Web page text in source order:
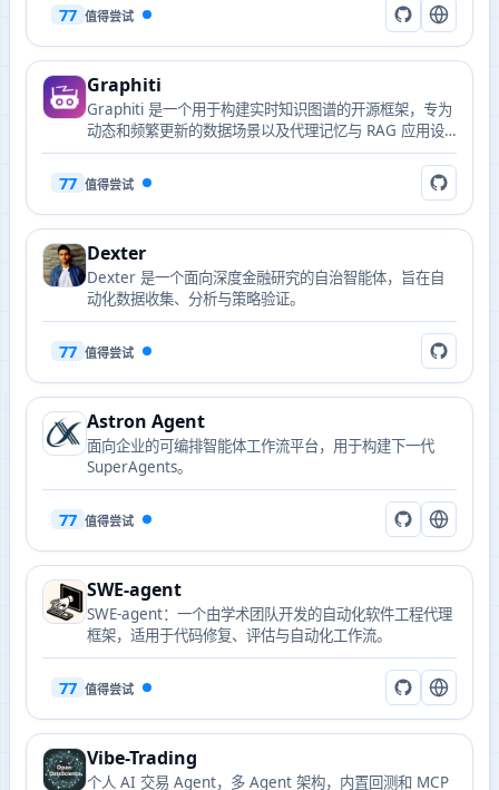
77 值得尝试
Graphiti
Graphiti 是一个用于构建实时知识图谱的开源框架，专为
动态和频繁更新的数据场景以及代理记忆与 RAG 应用设
计。
77 值得尝试
Dexter
Dexter 是一个面向深度金融研究的自治智能体，旨在自
动化数据收集、分析与策略验证。
77 值得尝试
Astron Agent
面向企业的可编排智能体工作流平台，用于构建下一代
SuperAgents。
77 值得尝试
SWE-agent
SWE-agent：一个由学术团队开发的自动化软件工程代理
框架，适用于代码修复、评估与自动化工作流。
77 值得尝试
Vibe-Trading
个人 AI 交易 Agent，多 Agent 架构，内置回测和 MCP